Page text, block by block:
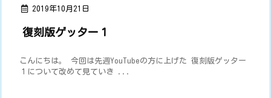
2019年10月21日
復刻版ゲッター１
こんにちは。 今回は先週YouTubeの方に上げた 復刻版ゲッター
１について改めて見ていき ...